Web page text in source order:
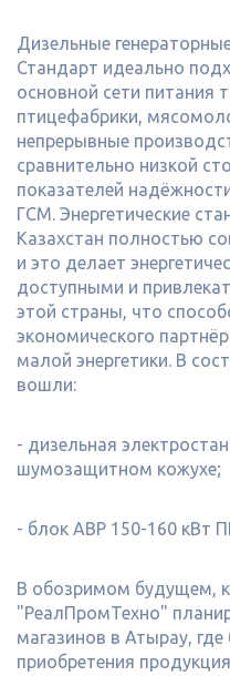
Дизельные
Стандарт идеально
основной сети питания
птицефабрики,
непрерывные
сравнительно низкой
показателей
ГСМ. Энергетические
Казахстан полностью
и это делает
доступными и
этой страны, что
экономического
малой энергетики. В
вошли:
- дизельная
шумозащитном кожухе;
- блок АВР 150-160 кВт
В обозримом будущем,
"РеалПромТехно"
магазинов в Атырау,
приобретения